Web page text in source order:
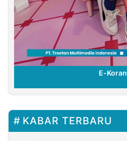
E-Koran
KABAR TERBARU